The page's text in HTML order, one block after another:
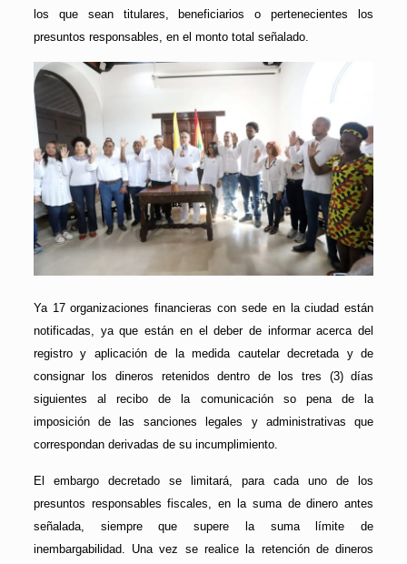
los que sean titulares, beneficiarios o pertenecientes los
presuntos responsables, en el monto total señalado.
Ya 17 organizaciones financieras con sede en la ciudad están
notificadas, ya que están en el deber de informar acerca del
registro y aplicación de la medida cautelar decretada y de
consignar los dineros retenidos dentro de los tres (3) días
siguientes al recibo de la comunicación so pena de la
imposición de las sanciones legales y administrativas que
correspondan derivadas de su incumplimiento.
El embargo decretado se limitará, para cada uno de los
presuntos responsables fiscales, en la suma de dinero antes
señalada, siempre que supere la suma límite de
inembargabilidad. Una vez se realice la retención de dineros